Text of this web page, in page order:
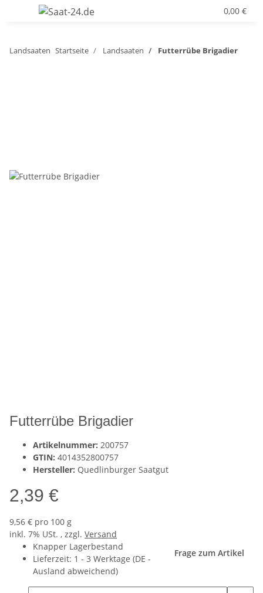
0,00 €
Landsaaten Startseite Landsaaten Futterrübe Brigadier
Futterrübe Brigadier
Artikelnummer: 200757
GTIN: 4014352800757
Hersteller: Quedlinburger Saatgut
2,39 €
9,56 € pro 100 g
inkl. 7% USt. , zzgl. Versand
Knapper Lagerbestand
Lieferzeit: 1 - 3 Werktage (DE -
Ausland abweichend)
Frage zum Artikel